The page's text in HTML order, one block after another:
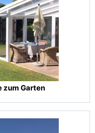
zum Garten